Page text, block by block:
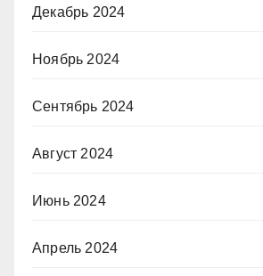
Декабрь 2024
Ноябрь 2024
Сентябрь 2024
Август 2024
Июнь 2024
Апрель 2024